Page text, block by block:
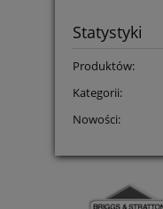
Statystyki
Produktów:
Kategorii:
Nowości: